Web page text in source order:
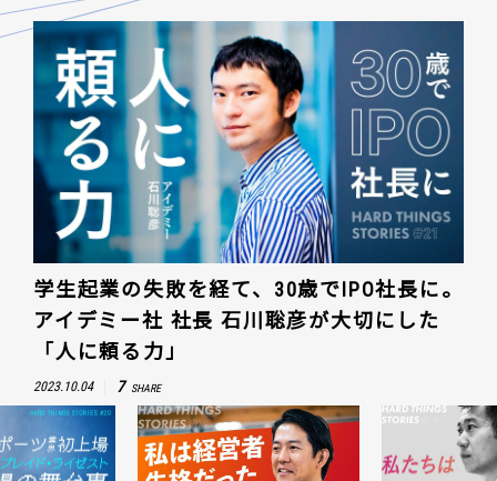
学生起業の失敗を経て、30歳でIPO社長に。
アイデミー社 社長 石川聡彦が大切にした
「人に頼る力」
2023.10.04 7 SHARE